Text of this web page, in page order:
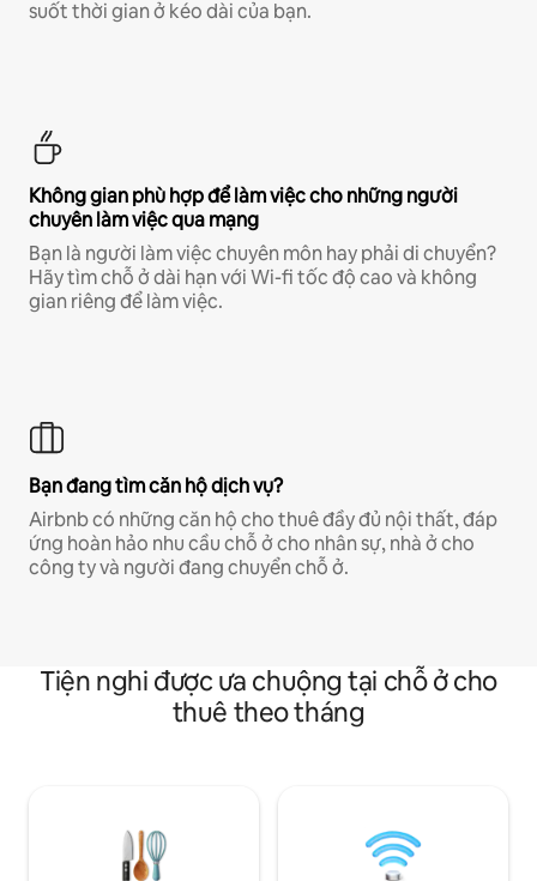
suốt thời gian ở kéo dài của bạn.
Không gian phù hợp để làm việc cho những người
chuyên làm việc qua mạng
Bạn là người làm việc chuyên môn hay phải di chuyển?
Hãy tìm chỗ ở dài hạn với Wi-fi tốc độ cao và không
gian riêng để làm việc.
Bạn đang tìm căn hộ dịch vụ?
Airbnb có những căn hộ cho thuê đầy đủ nội thất, đáp
ứng hoàn hảo nhu cầu chỗ ở cho nhân sự, nhà ở cho
công ty và người đang chuyển chỗ ở.
Tiện nghi được ưa chuộng tại chỗ ở cho
thuê theo tháng